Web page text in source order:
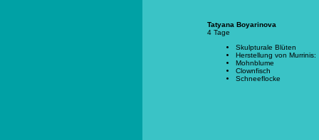
Tatyana Boyarinova
4 Tage
Skulpturale Blüten
Herstellung von Murrinis:
Mohnblume
Clownfisch
Schneeflocke